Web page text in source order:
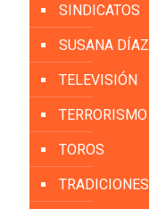
SINDICATOS
SUSANA DÍAZ
TELEVISIÓN
TERRORISMO
TOROS
TRADICIONES